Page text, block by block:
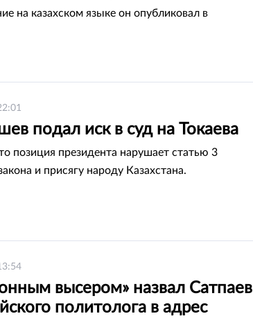
на казахском языке он опубликовал в
подал иск в суд на Токаева
позиция президента нарушает статью 3
и присягу народу Казахстана.
высером» назвал Сатпаев
политолога в адрес